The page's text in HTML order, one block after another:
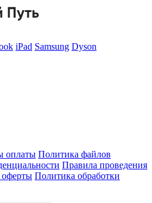
iPad Samsung Dyson
оплаты Политика файлов
Правила проведения
оферты Политика обработки